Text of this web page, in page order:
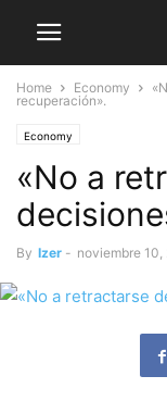
Home Economy
recuperación».
Economy
«No a
By Izer - noviembre 10,